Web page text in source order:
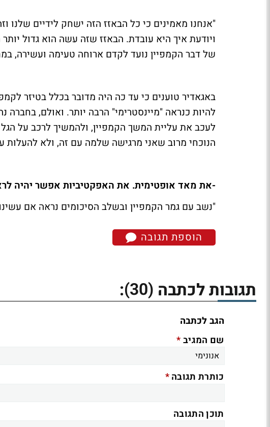
"אנחנו מאמינים כי כל הבאזז הזה ישחק לידיים שלנו
ויודעת איך היא עובדת. הבאזז שזה עשה הוא גדול
של דבר הקמפיין נועד לקדם ארוחה טעימה ועשירה,
באגאדיר טוענים כי עד כה היה מדובר בכלל בטיזר
להיות כנראה "מיינסטרימי" הרבה יותר. ואולם,
לעכב את עליית המשך הקמפיין, ולהמשיך לרכב על
הנוכחי מרוב שאני מרגישה שלמה עם זה, ולא להעלות
-את מאד אופטימית. את האפקטיביות אפשר יהיה
"נשב עם גמר הקמפיין ובשלב הסיכומים נראה אם
הוספת תגובה
תגובות לכתבה (30)
:
הגב לכתבה
שם המגיב*
כותרת תגובה*
תוכן התגובה